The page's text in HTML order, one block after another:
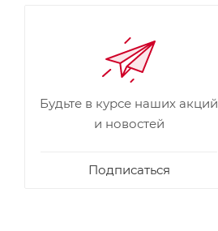
Будьте в курсе наших акций
и новостей
Подписаться